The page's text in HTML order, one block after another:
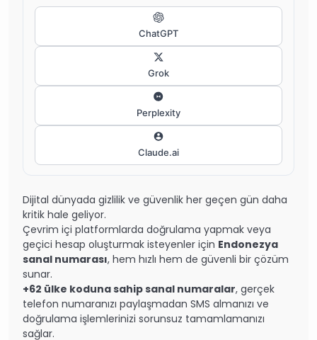
ChatGPT
Grok
Perplexity
Claude.ai
Dijital dünyada gizlilik ve güvenlik her geçen gün daha
kritik hale geliyor.
Çevrim içi platformlarda doğrulama yapmak veya
geçici hesap oluşturmak isteyenler için Endonezya
sanal numarası, hem hızlı hem de güvenli bir çözüm
sunar.
+62 ülke koduna sahip sanal numaralar, gerçek
telefon numaranızı paylaşmadan SMS almanızı ve
doğrulama işlemlerinizi sorunsuz tamamlamanızı
sağlar.